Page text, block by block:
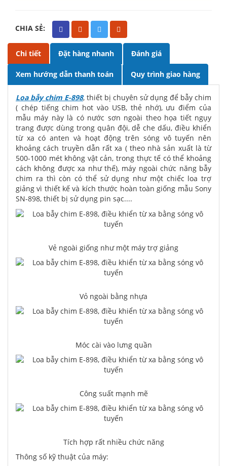
CHIA SẺ:
Chi tiết Đặt hàng nhanh Đánh giá
Xem hướng dẫn thanh toán Quy trình giao hàng
Loa bẫy chim E-898, thiết bị chuyên sử dụng để bẫy chim
( chép tiếng chim hot vào USB, thẻ nhớ), ưu điểm của
mẫu máy này là có nước sơn ngoài theo họa tiết ngụy
trang được dùng trong quân đội, dễ che dấu, điều khiển
từ xa có anten và hoạt động trên sóng vô tuyến nên
khoảng cách truyền dẫn rất xa ( theo nhà sản xuất là từ
500-1000 mét không vật cản, trong thực tế có thể khoảng
cách không được xa như thế), máy ngoài chức năng bẫy
chim ra thì còn có thể sử dụng như một chiếc loa trợ
giảng vì thiết kế và kích thước hoàn toàn giống mẫu Sony
SN-898, thiết bị sử dụng pin sạc....
Vẻ ngoài giống như một máy trợ giảng
Vỏ ngoài bằng nhựa
Móc cài vào lưng quần
Công suất mạnh mẽ
Tích hợp rất nhiều chức năng
Thông số kỹ thuật của máy: